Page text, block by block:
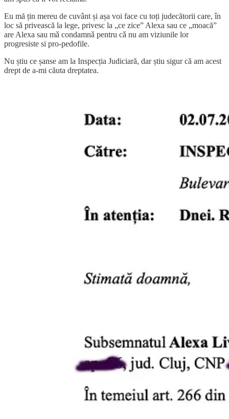
Eu mă țin mereu de cuvânt și așa voi face cu toți judecătorii care, în
loc să privească la lege, privesc la „ce zice” Alexa sau ce „moacă”
are Alexa sau mǎ condamnǎ pentru cǎ nu am viziunile lor
progresiste si pro-pedofile.
Nu știu ce șanse am la Inspecția Judiciară, dar știu sigur că am acest
drept de a-mi căuta dreptatea.